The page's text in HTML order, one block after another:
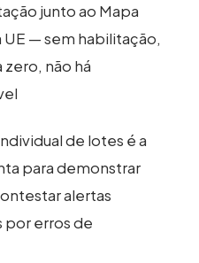
junto ao Mapa
— sem habilitação,
não há
de lotes é a
para demonstrar
alertas
por erros de